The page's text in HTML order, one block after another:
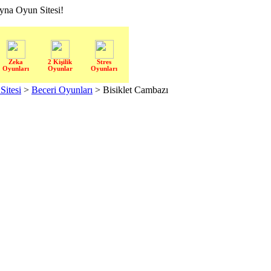
Oyun Sitesi!
Zeka
Oyunları
2 Kişilik
Oyunlar
Stres
Oyunları
> Beceri Oyunları > Bisiklet Cambazı